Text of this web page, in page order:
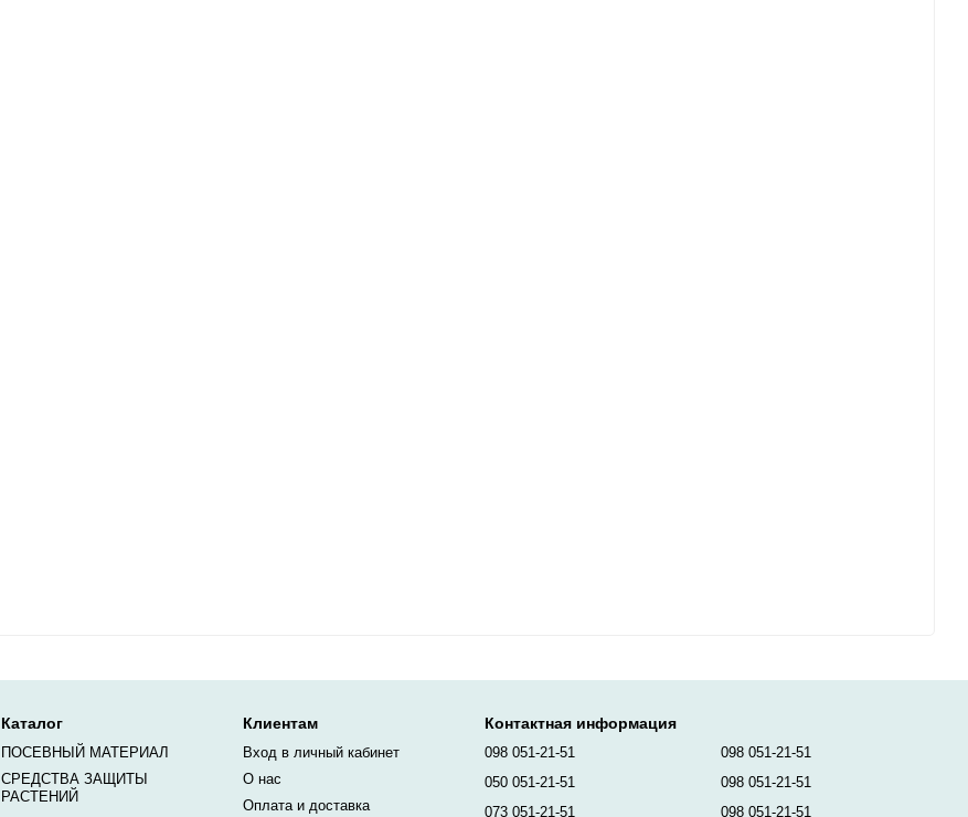
Каталог
ПОСЕВНЫЙ МАТЕРИАЛ
СРЕДСТВА ЗАЩИТЫ
РАСТЕНИЙ
Клиентам
Вход в личный кабинет
О нас
Оплата и доставка
Контактная информация
098 051-21-51
050 051-21-51
073 051-21-51
098 051-21-51
098 051-21-51
098 051-21-51